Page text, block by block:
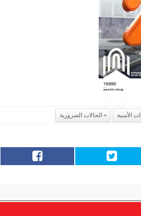
الأمنية الحالات الضرورية